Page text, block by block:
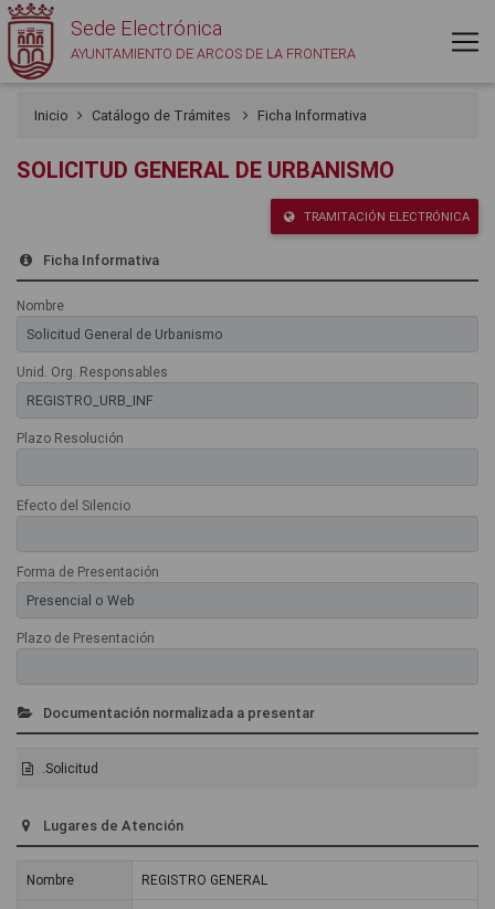
Sede Electrónica
AYUNTAMIENTO DE ARCOS DE LA FRONTERA
Inicio Catálogo de Trámites Ficha Informativa
SOLICITUD GENERAL DE URBANISMO
TRAMITACIÓN ELECTRÓNICA
Ficha Informativa
Nombre
Unid. Org. Responsables
Plazo Resolución
Efecto del Silencio
Forma de Presentación
Plazo de Presentación
Documentación normalizada a presentar
.Solicitud
Lugares de Atención
Nombre REGISTRO GENERAL